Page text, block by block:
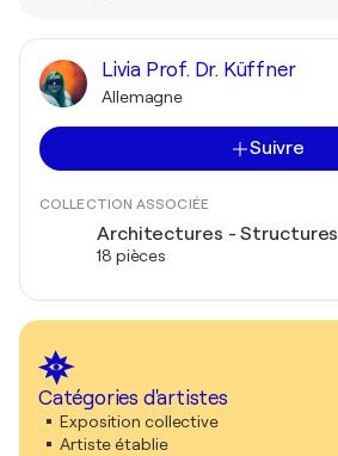
Livia Prof. Dr. Küffner
Allemagne
Suivre
COLLECTION ASSOCIÉE
Architectures - Structures
18 pièces
Catégories d'artistes
Exposition collective
Artiste établie